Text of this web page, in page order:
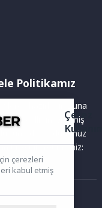
Politikamız
hazırlanır. Buna
güncelliğini yitirmiş
düşündüğünüz
bize bildirebilirsiniz:
Çerez
çerezleri
kabul etmiş